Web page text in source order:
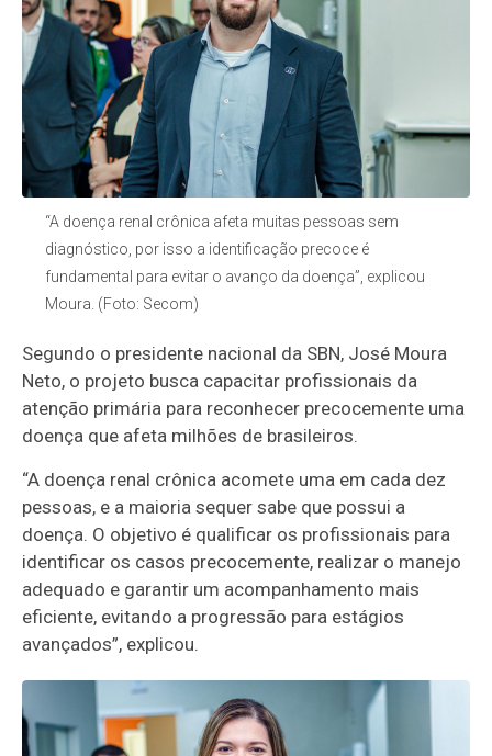
“A doença renal crônica afeta muitas pessoas sem
diagnóstico, por isso a identificação precoce é
fundamental para evitar o avanço da doença”, explicou
Moura. (Foto: Secom)
Segundo o presidente nacional da SBN, José Moura
Neto, o projeto busca capacitar profissionais da
atenção primária para reconhecer precocemente uma
doença que afeta milhões de brasileiros.
“A doença renal crônica acomete uma em cada dez
pessoas, e a maioria sequer sabe que possui a
doença. O objetivo é qualificar os profissionais para
identificar os casos precocemente, realizar o manejo
adequado e garantir um acompanhamento mais
eficiente, evitando a progressão para estágios
avançados”, explicou.